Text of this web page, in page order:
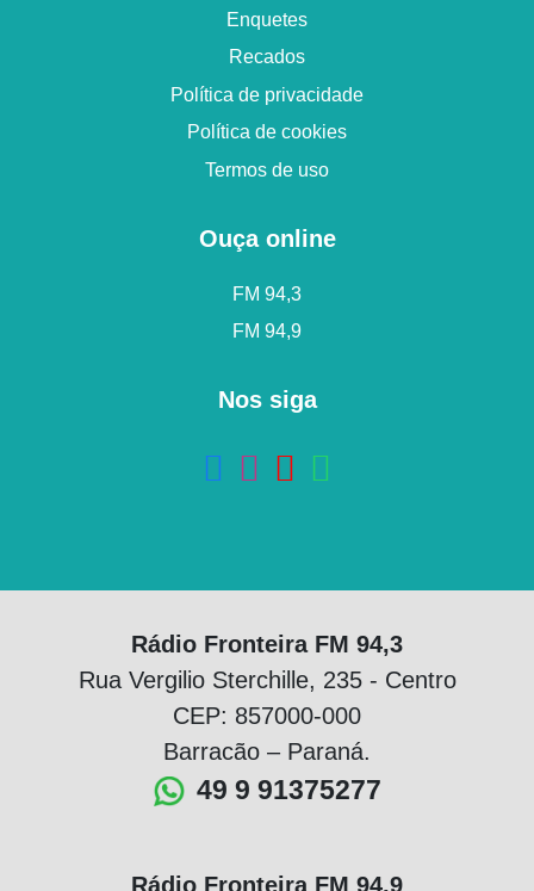
Enquetes
Recados
Política de privacidade
Política de cookies
Termos de uso
Ouça online
FM 94,3
FM 94,9
Nos siga
Rádio Fronteira FM 94,3
Rua Vergilio Sterchille, 235 - Centro
CEP: 857000-000
Barracão – Paraná.
49 9 91375277
Rádio Fronteira FM 94,9